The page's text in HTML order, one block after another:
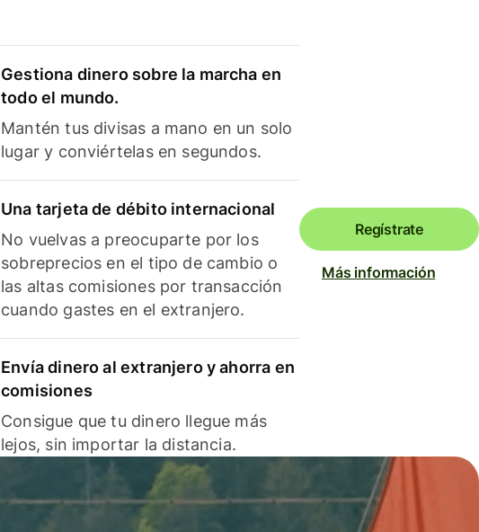
Gestiona dinero sobre la marcha en
todo el mundo.
Mantén tus divisas a mano en un solo
lugar y conviértelas en segundos.
Una tarjeta de débito internacional
No vuelvas a preocuparte por los
sobreprecios en el tipo de cambio o
las altas comisiones por transacción
cuando gastes en el extranjero.
Envía dinero al extranjero y ahorra en
comisiones
Consigue que tu dinero llegue más
lejos, sin importar la distancia.
Regístrate
Más información